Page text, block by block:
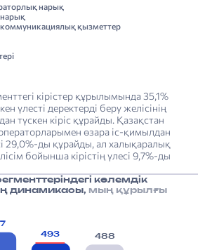
нарық
қызметтер
кірістер құрылымында 35,1%
үлесті деректерді беру желісінің
түскен кіріс құрайды. Қазақстан
өзара іс-қимылдан
29,0%-ды құрайды, ал халықаралық
бойынша кірістің үлесі 9,7%-ды
көлемдік
динамикасы, мың құрылғы
493
488